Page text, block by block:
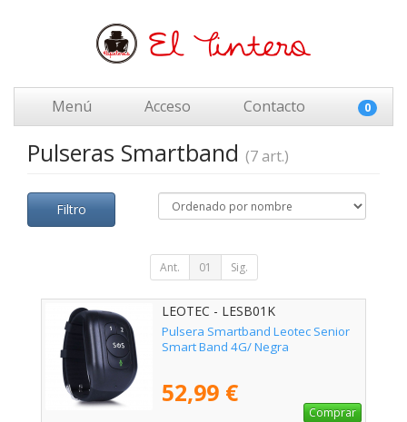
Menú Acceso Contacto 0
Pulseras Smartband (7 art.)
Filtro
Ant. 01 Sig.
LEOTEC - LESB01K
Pulsera Smartband Leotec Senior
Smart Band 4G/ Negra
52,99 €
Comprar